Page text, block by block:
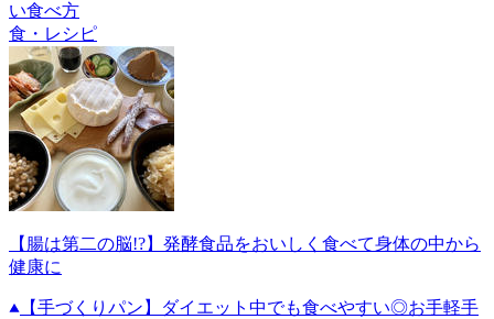
い食べ方
食・レシピ
【腸は第二の脳!?】発酵食品をおいしく食べて身体の中から
健康に
【手づくりパン】ダイエット中でも食べやすい◎お手軽手